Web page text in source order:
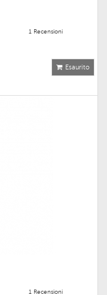
1 Recensioni
Esaurito
1 Recensioni